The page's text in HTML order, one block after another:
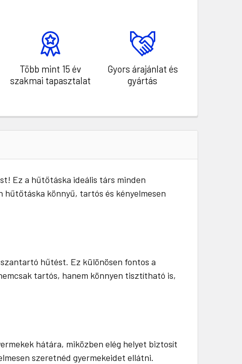
Több mint 15 év
szakmai tapasztalat
Gyors árajánlat és
gyártás
Ez a hűtőtáska ideális társ minden
hűtőtáska könnyű, tartós és kényelmesen
hűtést. Ez különösen fontos a
tartós, hanem könnyen tisztítható is,
hátára, miközben elég helyet biztosít
szeretnéd gyermekeidet ellátni.